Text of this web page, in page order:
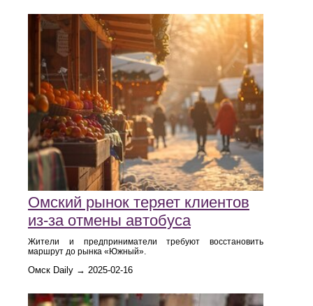
Омский рынок теряет клиентов
из-за отмены автобуса
Жители и предприниматели требуют восстановить
маршрут до рынка «Южный».
Омск Daily → 2025-02-16